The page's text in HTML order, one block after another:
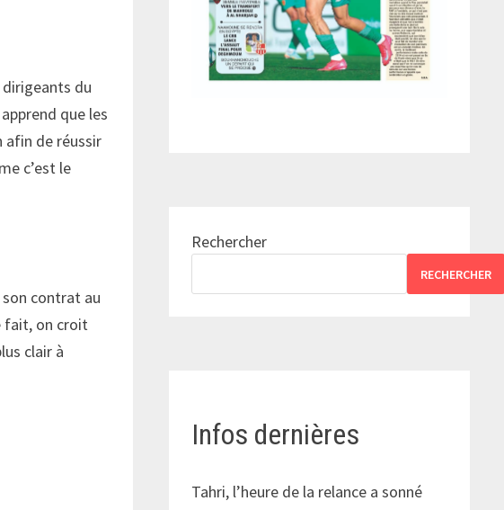
dirigeants du
que les
afin de réussir
c’est le
contrat au
fait, on croit
clair à
Rechercher
RECHERCHER
Infos dernières
Tahri, l’heure de la relance a sonné